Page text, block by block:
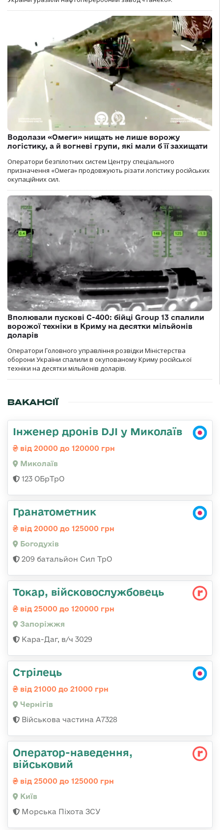
Водолази «Омеги» нищать не лише ворожу
логістику, а й вогневі групи, які мали б її захищати
Оператори безпілотних систем Центру спеціального
призначення «Омега» продовжують різати логістику російських
окупаційних сил.
Вполювали пускові С-400: бійці Group 13 спалили
ворожої техніки в Криму на десятки мільйонів
доларів
Оператори Головного управління розвідки Міністерства
оборони України спалили в окупованому Криму російської
техніки на десятки мільйонів доларів.
ВАКАНСІЇ
Інженер дронів DJI у Миколаїв
від 20000 до 120000 грн
Миколаїв
123 ОБрТрО
Гранатометник
від 20000 до 125000 грн
Богодухів
209 батальйон Сил ТрО
Токар, війсковослужбовець
від 25000 до 120000 грн
Запоріжжя
Кара-Даг, в/ч 3029
Стрілець
від 21000 до 21000 грн
Чернігів
Військова частина А7328
Оператор-наведення,
військовий
від 25000 до 125000 грн
Київ
Морська Піхота ЗСУ